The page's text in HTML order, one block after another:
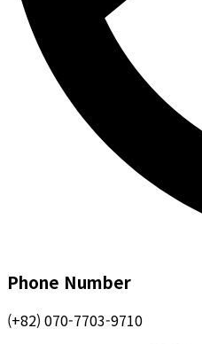
Phone Number
(+82) 070-7703-9710